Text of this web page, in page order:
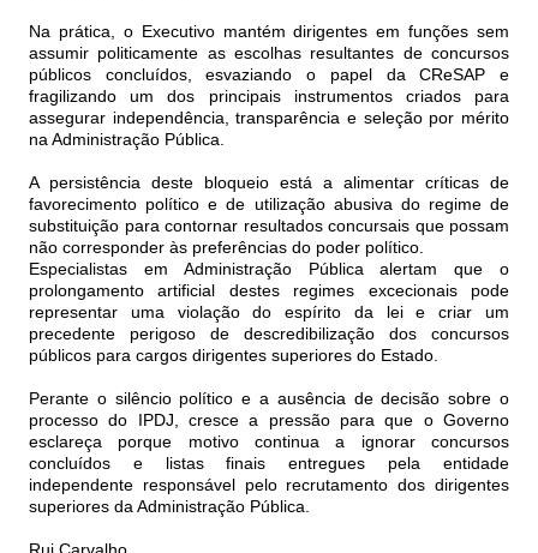
Na prática, o Executivo mantém dirigentes em funções sem
assumir politicamente as escolhas resultantes de concursos
públicos concluídos, esvaziando o papel da CReSAP e
fragilizando um dos principais instrumentos criados para
assegurar independência, transparência e seleção por mérito
na Administração Pública.
A persistência deste bloqueio está a alimentar críticas de
favorecimento político e de utilização abusiva do regime de
substituição para contornar resultados concursais que possam
não corresponder às preferências do poder político.
Especialistas em Administração Pública alertam que o
prolongamento artificial destes regimes excecionais pode
representar uma violação do espírito da lei e criar um
precedente perigoso de descredibilização dos concursos
públicos para cargos dirigentes superiores do Estado.
Perante o silêncio político e a ausência de decisão sobre o
processo do IPDJ, cresce a pressão para que o Governo
esclareça porque motivo continua a ignorar concursos
concluídos e listas finais entregues pela entidade
independente responsável pelo recrutamento dos dirigentes
superiores da Administração Pública.